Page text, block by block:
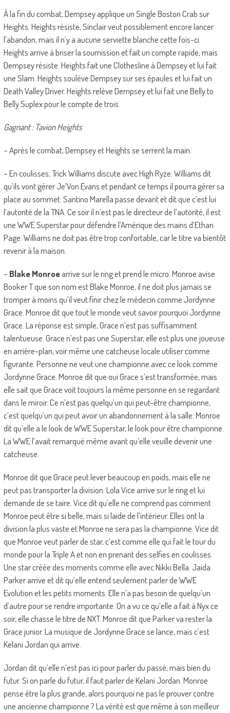
À la fin du combat, Dempsey applique un Single Boston Crab sur
Heights. Heights résiste, Sinclair veut possiblement encore lancer
l’abandon, mais il n’y a aucune serviette blanche cette fois-ci.
Heights arrive à briser la soumission et fait un compte rapide, mais
Dempsey résiste. Heights fait une Clothesline à Dempsey et lui fait
une Slam. Heights soulève Dempsey sur ses épaules et lui fait un
Death Valley Driver. Heights relève Dempsey et lui fait une Belly to
Belly Suplex pour le compte de trois.
Gagnant : Tavion Heights
– Après le combat, Dempsey et Heights se serrent la main.
– En coulisses, Trick Williams discute avec High Ryze. Williams dit
qu’ils vont gérer Je’Von Evans et pendant ce temps il pourra gérer sa
place au sommet. Santino Marella passe devant et dit que c’est lui
l’autorité de la TNA. Ce soir il n’est pas le directeur de l’autorité, il est
une WWE Superstar pour défendre l’Amérique des mains d’Ethan
Page. Williams ne doit pas être trop confortable, car le titre va bientôt
revenir à la maison.
– Blake Monroearrive sur le ring et prend le micro. Monroe avise
Booker T que son nom est Blake Monroe, il ne doit plus jamais se
tromper à moins qu’il veut finir chez le médecin comme Jordynne
Grace. Monroe dit que tout le monde veut savoir pourquoi Jordynne
Grace. La réponse est simple, Grace n’est pas suffisamment
talentueuse. Grace n’est pas une Superstar, elle est plus une joueuse
en arrière-plan, voir même une catcheuse locale utiliser comme
figurante. Personne ne veut une championne avec ce look comme
Jordynne Grace. Monroe dit que oui Grace s’est transformée, mais
elle sait que Grace voit toujours la même personne en se regardant
dans le miroir. Ce n’est pas quelqu’un qui peut-être championne,
c’est quelqu’un qui peut avoir un abandonnement à la salle. Monroe
dit qu’elle a le look de WWE Superstar, le look pour être championne.
La WWE l’avait remarqué même avant qu’elle veuille devenir une
catcheuse.
Monroe dit que Grace peut lever beaucoup en poids, mais elle ne
peut pas transporter la division. Lola Vice arrive sur le ring et lui
demande de se taire. Vice dit qu’elle ne comprend pas comment
Monroe peut être si belle, mais si laide de l’intérieur. Elles ont la
division la plus vaste et Monroe ne sera pas la championne. Vice dit
que Monroe veut parler de star, c’est comme elle qui fait le tour du
monde pour la Triple A et non en prenant des selfies en coulisses.
Une star créée des moments comme elle avec Nikki Bella. Jaida
Parker arrive et dit qu’elle entend seulement parler de WWE
Evolution et les petits moments. Elle n’a pas besoin de quelqu’un
d’autre pour se rendre importante. On a vu ce qu’elle a fait à Nyx ce
soir, elle chasse le titre de NXT. Monroe dit que Parker va rester la
Grace junior. La musique de Jordynne Grace se lance, mais c’est
Kelani Jordan qui arrive.
Jordan dit qu’elle n’est pas ici pour parler du passé, mais bien du
futur. Si on parle du futur, il faut parler de Kelani Jordan. Monroe
pense être la plus grande, alors pourquoi ne pas le prouver contre
une ancienne championne ? La vérité est que même à son meilleur